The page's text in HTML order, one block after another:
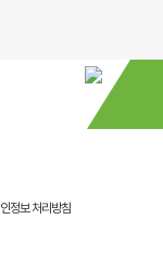
정보 처리방침